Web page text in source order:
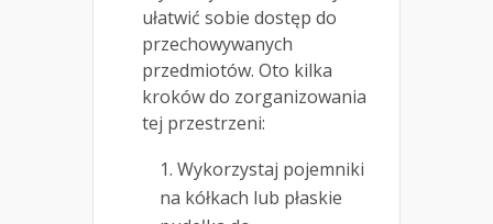
ułatwić sobie dostęp do
przechowywanych
przedmiotów. Oto kilka
kroków do zorganizowania
tej przestrzeni:
Wykorzystaj pojemniki
na kółkach lub płaskie